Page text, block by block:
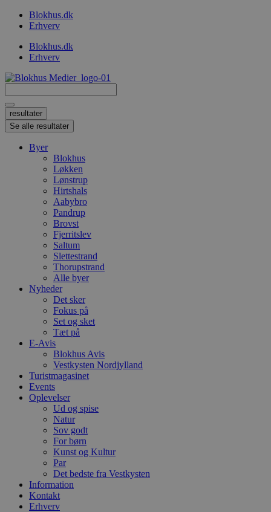
VidereBlokhus.dk
Erhverv
Blokhus.dk
Erhverv
...
resultater
Se alle resultater
Byer
Blokhus
Løkken
Lønstrup
Hirtshals
Aabybro
Pandrup
Brovst
Fjerritslev
Saltum
Slettestrand
Thorupstrand
Alle byer
Nyheder
Det sker
Fokus på
Set og sket
Tæt på
E-Avis
Blokhus Avis
Vestkysten Nordjylland
Turistmagasinet
Events
Oplevelser
Ud og spise
Natur
Sov godt
For børn
Kunst og Kultur
Par
Det bedste fra Vestkysten
Information
Kontakt
Erhverv